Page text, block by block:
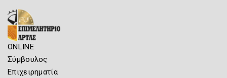
ONLINE
Σύμβουλος
Επιχειρηματία